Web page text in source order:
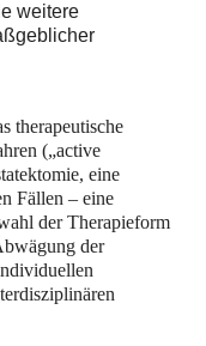
weitere
therapeutische
(„active
eine
Fällen – eine
der Therapieform
der